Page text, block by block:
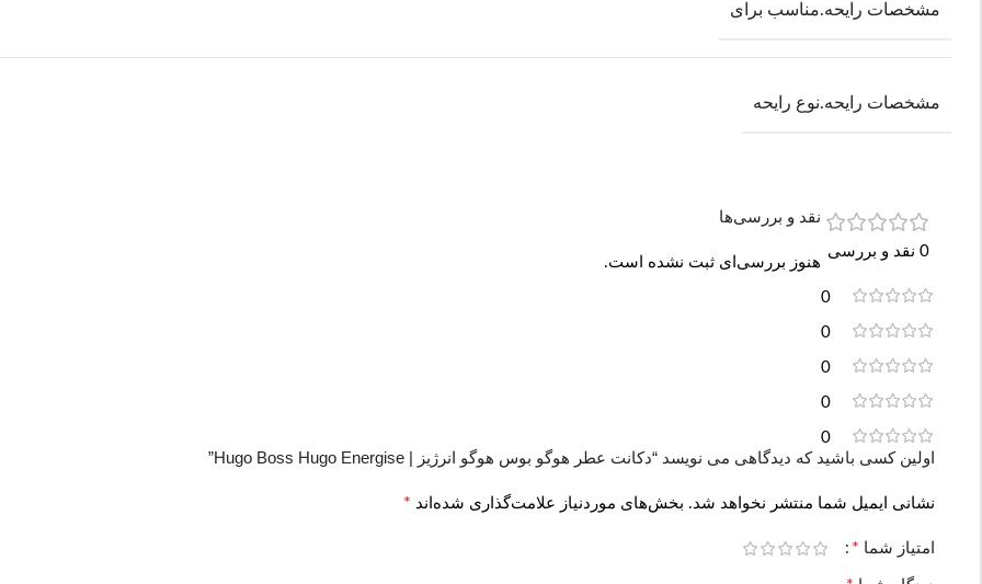
مشخصات رایحه.مناسب برای
مشخصات رایحه.نوع رایحه
0 نقد و بررسی
0
0
0
0
0
نقد و بررسی‌ها
هنوز بررسی‌ای ثبت نشده است.
اولین کسی باشید که دیدگاهی می نویسد “دکانت عطر هوگو بوس هوگو انرژیز | Hugo Boss Hugo Energise”
نشانی ایمیل شما منتشر نخواهد شد. بخش‌های موردنیاز علامت‌گذاری شده‌اند *
امتیاز شما *